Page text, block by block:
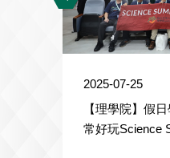
2025-07-25
【理學院】假
常好玩Science